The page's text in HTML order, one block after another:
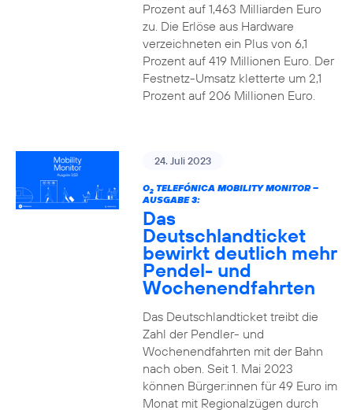
Prozent auf 1,463 Milliarden Euro
zu. Die Erlöse aus Hardware
verzeichneten ein Plus von 6,1
Prozent auf 419 Millionen Euro. Der
Festnetz-Umsatz kletterte um 2,1
Prozent auf 206 Millionen Euro.
24. Juli 2023
O2TELEFÓNICA MOBILITY MONITOR –
AUSGABE 3:
Das
Deutschlandticket
bewirkt deutlich mehr
Pendel- und
Wochenendfahrten
Das Deutschlandticket treibt die
Zahl der Pendler- und
Wochenendfahrten mit der Bahn
nach oben. Seit 1. Mai 2023
können Bürger:innen für 49 Euro im
Monat mit Regionalzügen durch